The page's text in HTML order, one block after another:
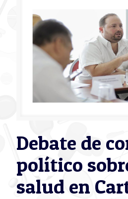
Debate de
político
salud en